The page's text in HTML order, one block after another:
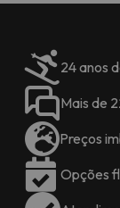
24 anos
Mais de
Preços
Opções